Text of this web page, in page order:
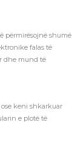
përmirësojnë shumë
falas të
dhe mund të
keni shkarkuar
e plotë të